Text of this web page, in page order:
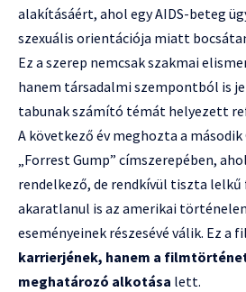
alakításáért, ahol egy AIDS-beteg
szexuális orientációja miatt
Ez a szerep nemcsak szakmai
hanem társadalmi szempontból is
tabunak számító témát helyezett
A következő év meghozta a második
„Forrest Gump” címszerepében,
rendelkező, de rendkívül tiszta
akaratlanul is az amerikai
eseményeinek részesévé válik. Ez a
karrierjének, hanem a
meghatározó alkotása lett.